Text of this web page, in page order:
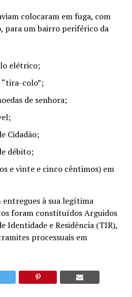
colocaram em fuga, com
para um bairro periférico da
elétrico;
“tira-colo”;
de senhora;
Cidadão;
débito;
e vinte e cinco cêntimos) em
à sua legítima
foram constituídos Arguidos
Identidade e Residência (TIR),
processuais em